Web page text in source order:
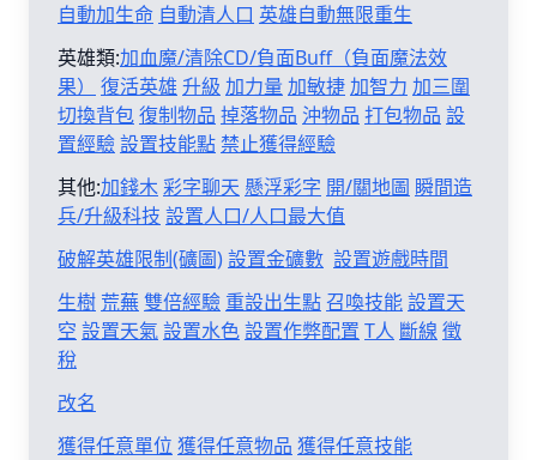
自動加生命 自動清人口 英雄自動無限重生
英雄類:加血魔/清除CD/負面Buff（負面魔法效
果）
復活英雄 升級 加力量 加敏捷加智力 加三圍
切換背包復制物品 掉落物品 沖物品 打包物品 設
置經驗設置技能點禁止獲得經驗
其他:加錢木彩字聊天 懸浮彩字 開/關地圖 瞬間造
兵/升級科技 設置人口/人口最大值
破解英雄限制(礦圖)設置金礦數 設置遊戲時間
生樹 荒蕪雙倍經驗 重設出生點召喚技能設置天
空 設置天氣設置水色設置作弊配置 T人 斷線 徵
稅
改名
獲得任意單位 獲得任意物品 獲得任意技能